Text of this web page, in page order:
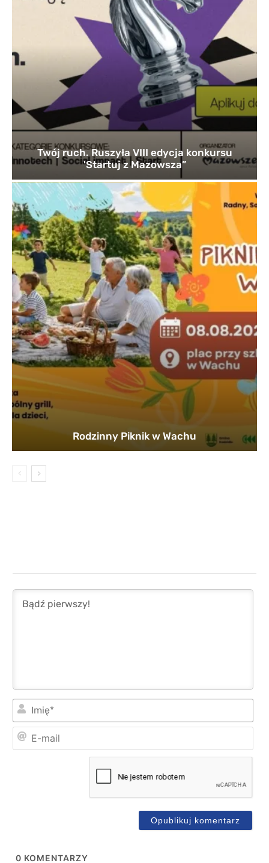
Twój ruch. Ruszyła VIII edycja konkursu
'Startuj z Mazowsza”
Rodzinny Piknik w Wachu
0 KOMENTARZY